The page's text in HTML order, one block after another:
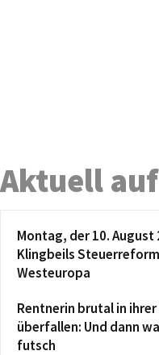
Aktuell
Montag, der 10. August
Klingbeils
Westeuropa
Rentnerin brutal in
überfallen: Und dann
futsch